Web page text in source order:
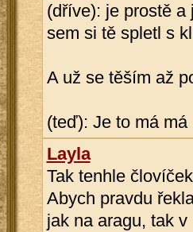
(dříve): je prostě
sem si tě spletl s
A už se těším až
(teď): Je to má
Layla
Tak tenhle
Abych pravdu
jak na aragu, tak